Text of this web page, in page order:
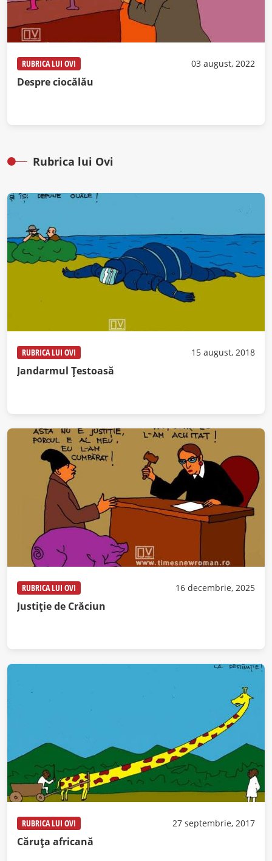
RUBRICA LUI OVI 03 august, 2022
Despre ciocălău
Rubrica lui Ovi
RUBRICA LUI OVI 15 august, 2018
Jandarmul Țestoasă
RUBRICA LUI OVI 16 decembrie, 2025
Justiție de Crăciun
RUBRICA LUI OVI 27 septembrie, 2017
Căruţa africană